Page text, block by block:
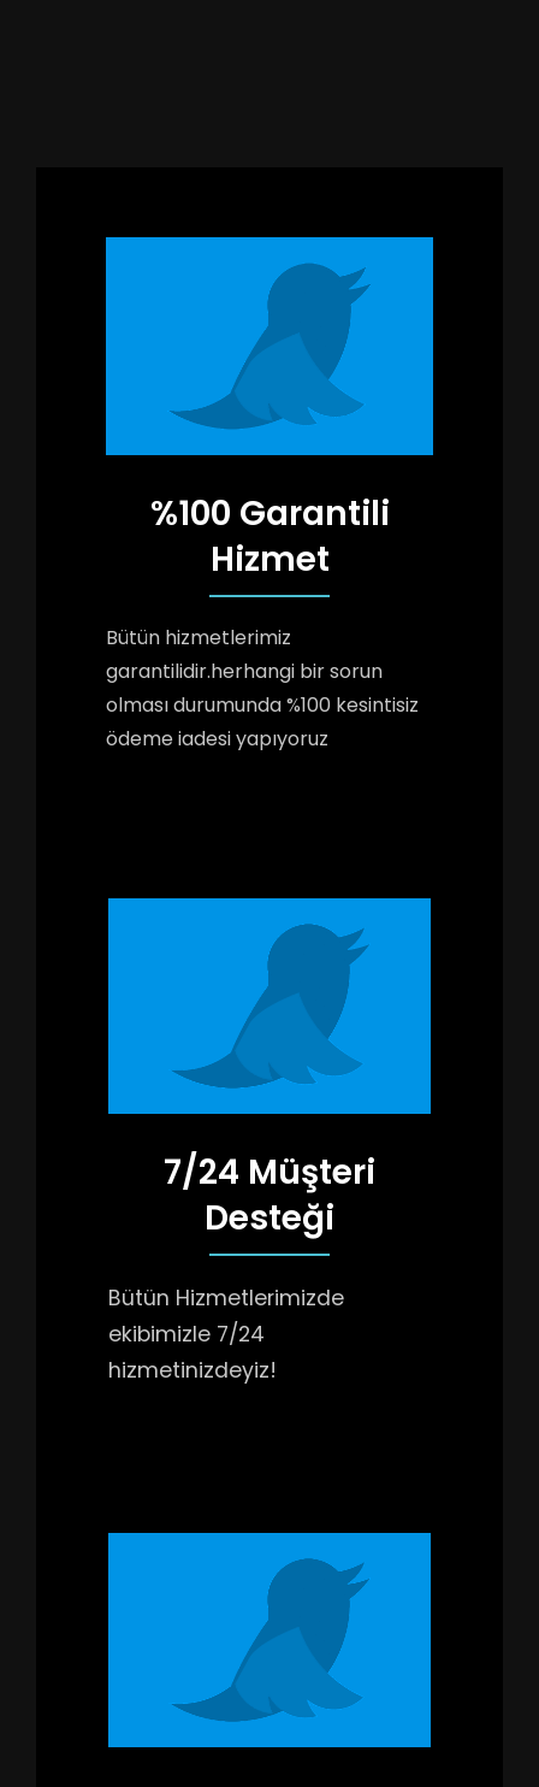
%100 Garantili
Hizmet
Bütün hizmetlerimiz
garantilidir.herhangi bir sorun
olması durumunda %100 kesintisiz
ödeme iadesi yapıyoruz
7/24 Müşteri
Desteği
Bütün Hizmetlerimizde
ekibimizle 7/24
hizmetinizdeyiz!